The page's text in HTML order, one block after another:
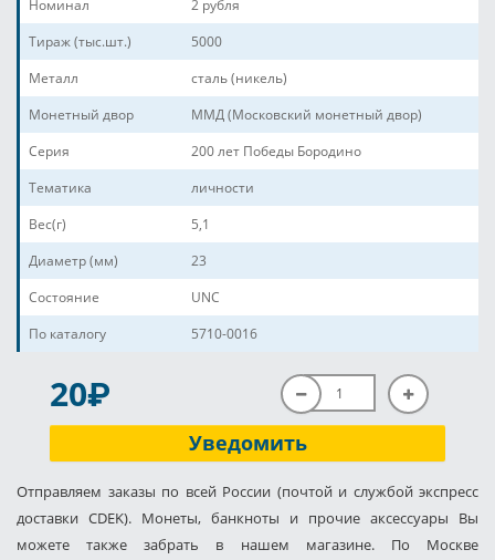
Номинал
2 рубля
Тираж (тыс.шт.)
5000
Металл
сталь (никель)
Монетный двор
ММД (Московский монетный двор)
Серия
200 лет Победы Бородино
Тематика
личности
Вес(г)
5,1
Диаметр (мм)
23
Состояние
UNC
По каталогу
5710-0016
20P
Уведомить
Отправляем заказы по всей России (почтой и службой экспресс
доставки CDEK). Монеты, банкноты и прочие аксессуары Вы
можете также забрать в нашем магазине. По Москве